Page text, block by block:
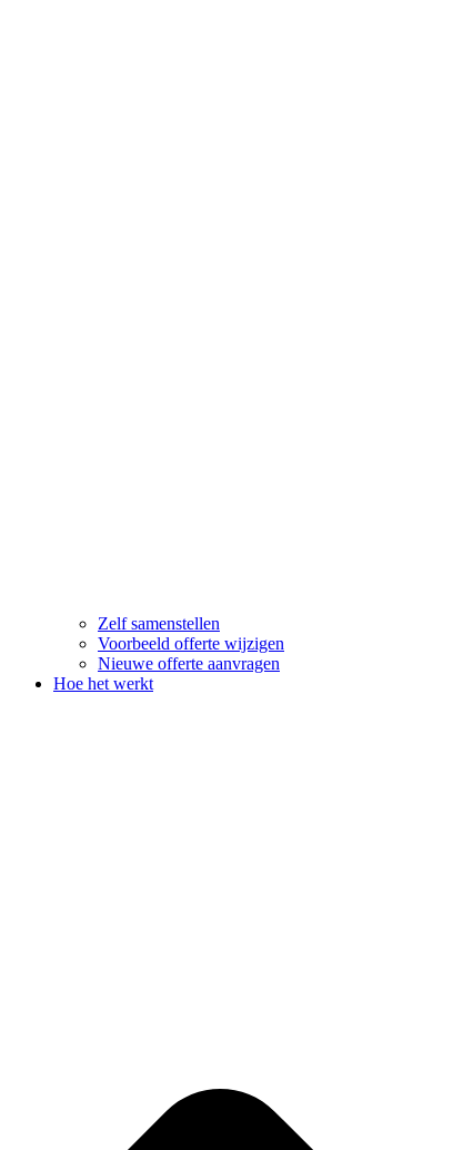
Zelf samenstellen
Voorbeeld offerte wijzigen
Nieuwe offerte aanvragen
Hoe het werkt